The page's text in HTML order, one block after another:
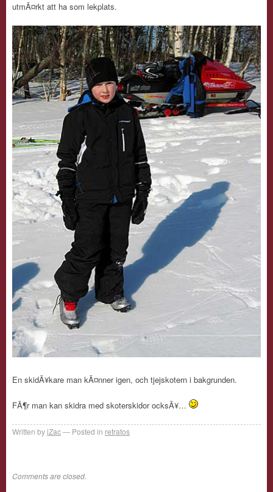
utmÃ¤rkt att ha som lekplats.
En skidÃ¥kare man kÃ¤nner igen, och tjejskotern i bakgrunden.
FÃ¶r man kan skidra med skoterskidor ocksÃ¥…
Written byiZac Posted in retratos
Comments are closed.